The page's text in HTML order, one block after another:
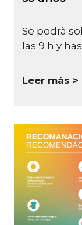
Se podrà
las 9 h y
Leer más >